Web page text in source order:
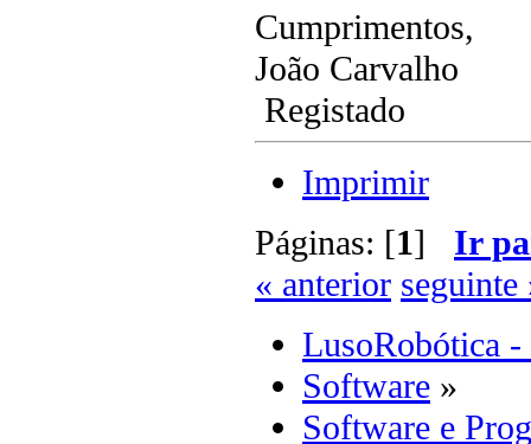
Cumprimentos,
João Carvalho
Registado
Imprimir
Páginas: [1] Ir
« anterior seguinte
LusoRobótica -
Software »
Software e